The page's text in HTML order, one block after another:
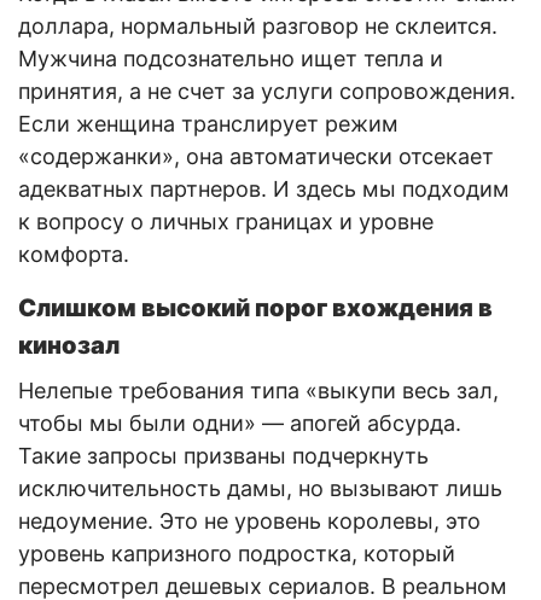
доллара, нормальный разговор не склеится.
Мужчина подсознательно ищет тепла и
принятия, а не счет за услуги сопровождения.
Если женщина транслирует режим
«содержанки», она автоматически отсекает
адекватных партнеров. И здесь мы подходим
к вопросу о личных границах и уровне
комфорта.
Слишком высокий порог вхождения в
кинозал
Нелепые требования типа «выкупи весь зал,
чтобы мы были одни» — апогей абсурда.
Такие запросы призваны подчеркнуть
исключительность дамы, но вызывают лишь
недоумение. Это не уровень королевы, это
уровень капризного подростка, который
пересмотрел дешевых сериалов. В реальном